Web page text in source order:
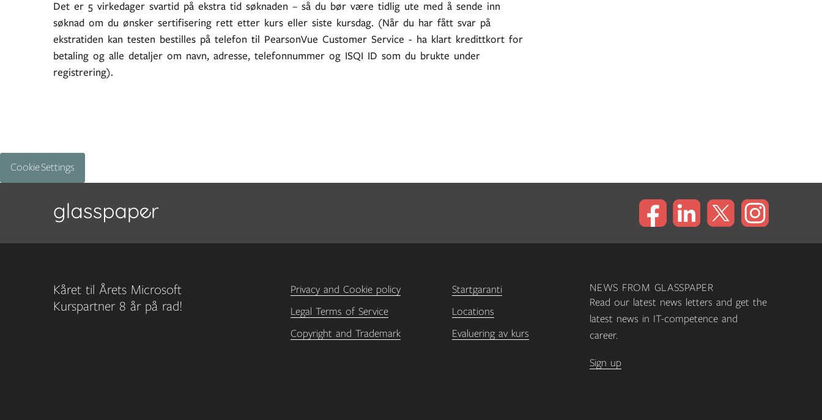
Det er 5 virkedager svartid på ekstra tid søknaden – så du bør være tidlig ute med å sende inn
søknad om du ønsker sertifisering rett etter kurs eller siste kursdag. (Når du har fått svar på
ekstratiden kan testen bestilles på telefon til PearsonVue Customer Service - ha klart kredittkort for
betaling og alle detaljer om navn, adresse, telefonnummer og ISQI ID som du brukte under
registrering).
Cookie Settings
Kåret til Årets Microsoft
Kurspartner 8 år på rad!
Privacy and Cookie policy
Legal Terms of Service
Copyright and Trademark
Startgaranti
Locations
Evaluering av kurs
NEWS FROM GLASSPAPER
Read our latest news letters and get the
latest news in IT-competence and
career.
Sign up